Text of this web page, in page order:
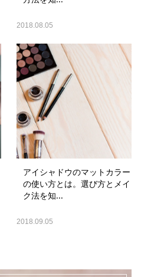
2018.08.05
アイシャドウのマットカラー
の使い方とは。選び方とメイ
ク法を知...
2018.09.05